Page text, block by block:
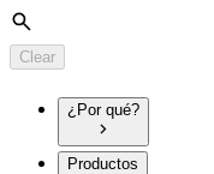
Search
Clear
¿Por qué?
Productos